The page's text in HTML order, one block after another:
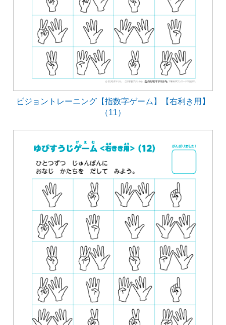
ビジョントレーニング【指数字ゲーム】【右利き用】
（11）